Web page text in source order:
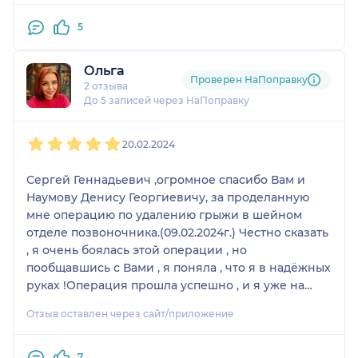
Спасибо ОГРОМНОЕ!!!!!!
5
Ольга
2 отзыва
До 5 записей через НаПоправку
Проверен НаПоправку
20.02.2024
Сергей Геннадьевич ,огромное спасибо Вам и
Наумову Денису Георгиевичу, за проделанную
мне операцию по удалению грыжи в шейном
отделе позвоночника.(09.02.2024г.) Честно сказать
, я очень боялась этой операции , но
пообщавшись с Вами , я поняла , что я в надёжных
руках !Операция прошла успешно , и я уже на
, когда у тебя не болит, шея, спина , не немеют
Отзыв оставлен через сайт/приложение